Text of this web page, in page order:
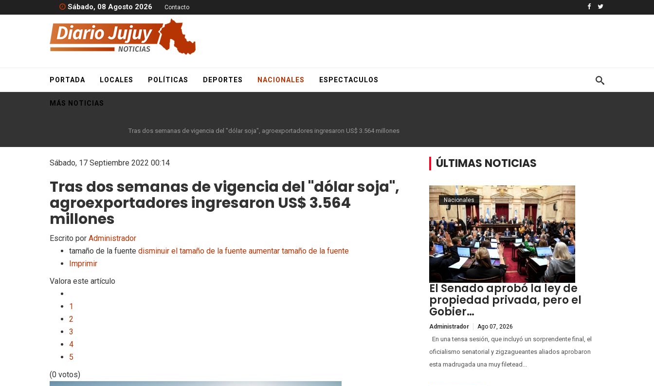
Sábado, 08 Agosto 2026 Contacto
PORTADA LOCALES POLÍTICAS DEPORTES NACIONALES ESPECTACULOS
MÁS NOTICIAS
Tras dos semanas de vigencia del "dólar soja", agroexportadores ingresaron US$ 3.564 millones
Sábado, 17 Septiembre 2022 00:14
Tras dos semanas de vigencia del "dólar soja",
agroexportadores ingresaron US$ 3.564
millones
Escrito por Administrador
tamaño de la fuente disminuir el tamaño de la fuente aumentar tamaño de la fuente
Imprimir
Valora este artículo
1
2
3
4
5
(0 votos)
ÚLTIMAS NOTICIAS
El Senado aprobó la ley de
propiedad privada, pero el
Gobier…
Administrador Ago 07, 2026
Nacionales
En una tensa sesión, que incluyó un sorprendente final, el
oficialismo senatorial y zigzagueantes aliados aprobaron
esta madrugada una muy filetead...